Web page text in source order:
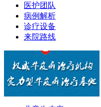
医护团队
病例解析
诊疗设备
来院路线